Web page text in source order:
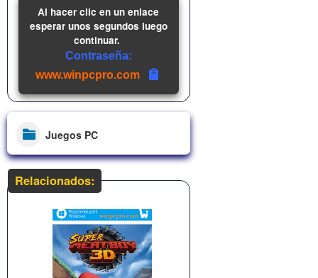
Al hacer clic en un enlace
esperar unos segundos luego
continuar.
Contraseña:
www.winpcpro.com
Juegos PC
Relacionados: